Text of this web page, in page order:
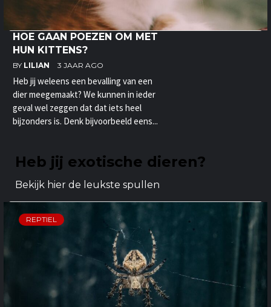
HOE GAAN POEZEN OM MET
HUN KITTENS?
BY LILIAN 3 JAAR AGO
Heb jij weleens een bevalling van een
dier meegemaakt? We kunnen in ieder
geval wel zeggen dat dat iets heel
bijzonders is. Denk bijvoorbeeld eens...
Heb jij exotische dieren?
Bekijk hier de leukste spullen
REPTIEL